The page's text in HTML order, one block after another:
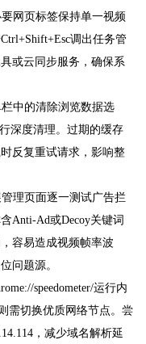
网页标签保持单一视频
调出任务管
或云同步服务，确保系
中的清除浏览数据选
深度清理。过期的缓存
反复重试请求，影响整
理页面逐一测试广告拦
Anti-Ad或Decoy关键词
容易造成视频帧率波
问题源。
speedometer/运行内
需切换优质网络节点。尝
，减少域名解析延